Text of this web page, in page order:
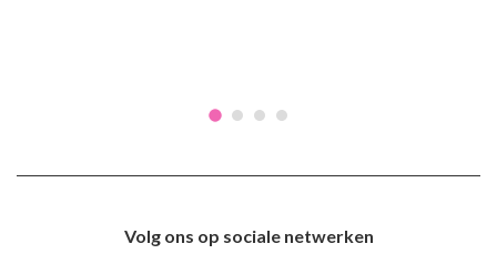
Volg ons op sociale netwerken